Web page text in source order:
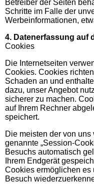
Betreiber der Seiten
Schritte im Falle der
Werbeinformationen,
4. Datenerfassung auf
Cookies
Die Internetseiten
Cookies. Cookies
Schaden an und
dazu, unser Angebot
sicherer zu machen.
auf Ihrem Rechner
speichert.
Die meisten der von
genannte „Session-
Besuchs automatisch
Ihrem Endgerät
Cookies ermöglichen es
Besuch